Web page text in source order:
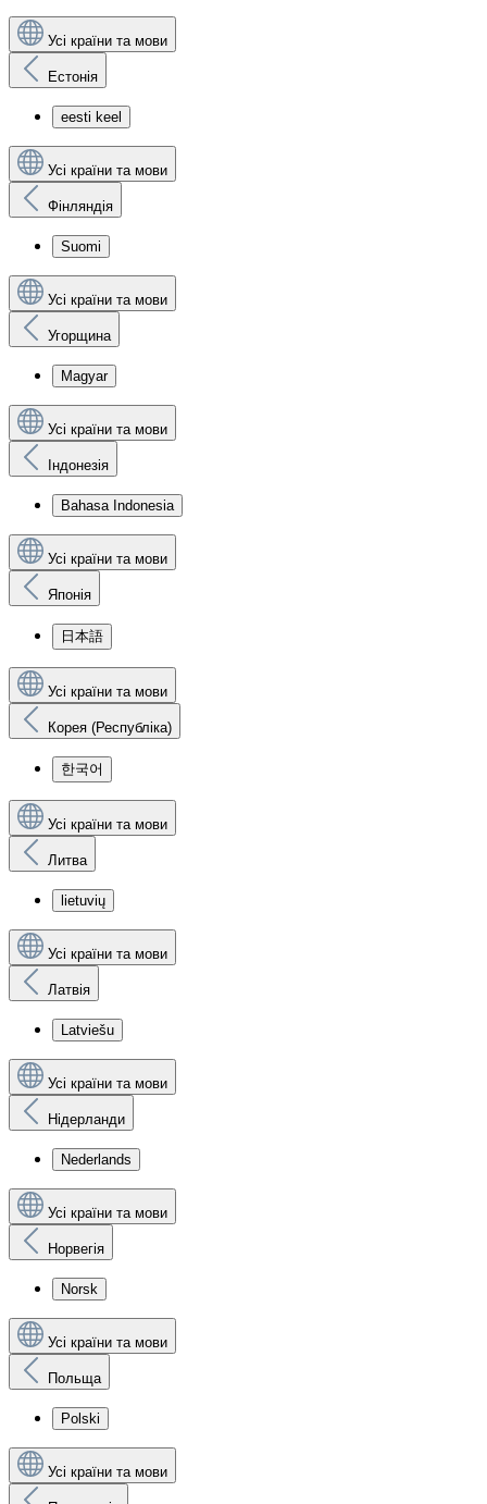
Усі країни та мови
Естонія
eesti keel
Усі країни та мови
Фінляндія
Suomi
Усі країни та мови
Угорщина
Magyar
Усі країни та мови
Індонезія
Bahasa Indonesia
Усі країни та мови
Японія
日本語
Усі країни та мови
Корея (Республіка)
한국어
Усі країни та мови
Литва
lietuvių
Усі країни та мови
Латвія
Latviešu
Усі країни та мови
Нідерланди
Nederlands
Усі країни та мови
Норвегія
Norsk
Усі країни та мови
Польща
Polski
Усі країни та мови